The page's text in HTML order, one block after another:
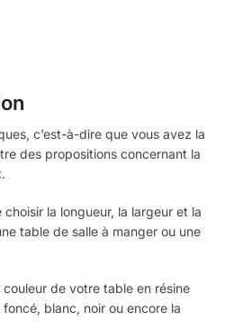
c’est-à-dire que vous avez la
des propositions concernant la
la longueur, la largeur et la
table de salle à manger ou une
de votre table en résine
blanc, noir ou encore la